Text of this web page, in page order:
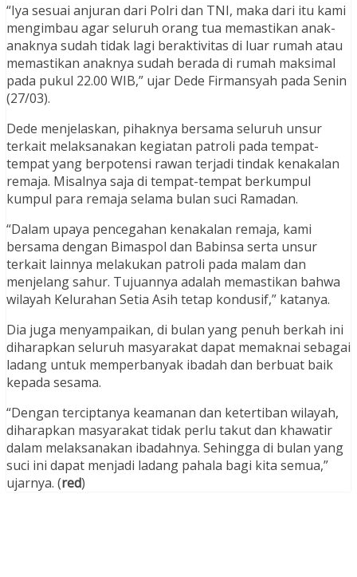
“Iya sesuai anjuran dari Polri dan TNI, maka dari itu kami
mengimbau agar seluruh orang tua memastikan anak-
anaknya sudah tidak lagi beraktivitas di luar rumah atau
memastikan anaknya sudah berada di rumah maksimal
pada pukul 22.00 WIB,” ujar Dede Firmansyah pada Senin
(27/03).
Dede menjelaskan, pihaknya bersama seluruh unsur
terkait melaksanakan kegiatan patroli pada tempat-
tempat yang berpotensi rawan terjadi tindak kenakalan
remaja. Misalnya saja di tempat-tempat berkumpul
kumpul para remaja selama bulan suci Ramadan.
“Dalam upaya pencegahan kenakalan remaja, kami
bersama dengan Bimaspol dan Babinsa serta unsur
terkait lainnya melakukan patroli pada malam dan
menjelang sahur. Tujuannya adalah memastikan bahwa
wilayah Kelurahan Setia Asih tetap kondusif,” katanya.
Dia juga menyampaikan, di bulan yang penuh berkah ini
diharapkan seluruh masyarakat dapat memaknai sebagai
ladang untuk memperbanyak ibadah dan berbuat baik
kepada sesama.
“Dengan terciptanya keamanan dan ketertiban wilayah,
diharapkan masyarakat tidak perlu takut dan khawatir
dalam melaksanakan ibadahnya. Sehingga di bulan yang
suci ini dapat menjadi ladang pahala bagi kita semua,”
ujarnya. (red)